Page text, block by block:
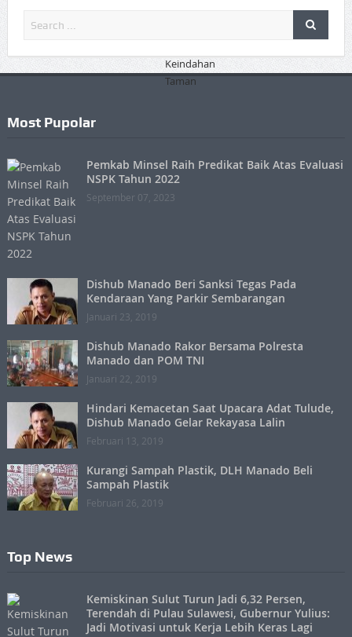
Most Pupolar
Pemkab Minsel Raih Predikat Baik Atas Evaluasi
NSPK Tahun 2022
September 07, 2023
Dishub Manado Beri Sanksi Tegas Pada
Kendaraan Yang Parkir Sembarangan
Januari 23, 2019
Dishub Manado Rakor Bersama Polresta
Manado dan POM TNI
Januari 22, 2019
Hindari Kemacetan Saat Upacara Adat Tulude,
Dishub Manado Gelar Rekayasa Lalin
Februari 13, 2019
Kurangi Sampah Plastik, DLH Manado Beli
Sampah Plastik
Februari 26, 2019
Top News
Kemiskinan Sulut Turun Jadi 6,32 Persen,
Terendah di Pulau Sulawesi, Gubernur Yulius:
Jadi Motivasi untuk Kerja Lebih Keras Lagi